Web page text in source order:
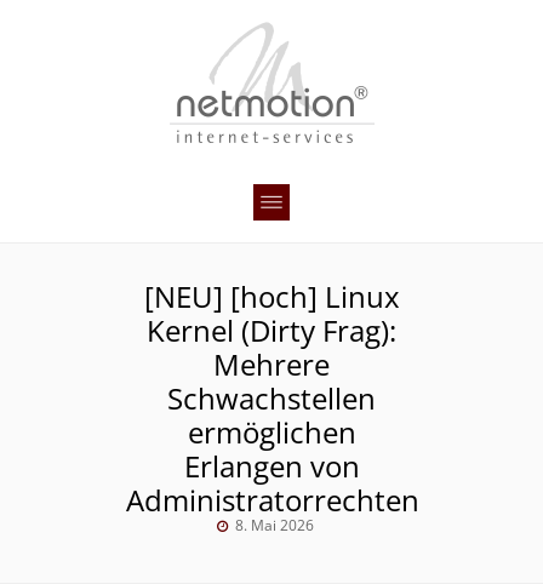
[NEU] [hoch] Linux
Kernel (Dirty Frag):
Mehrere
Schwachstellen
ermöglichen
Erlangen von
Administratorrechten
8. Mai 2026